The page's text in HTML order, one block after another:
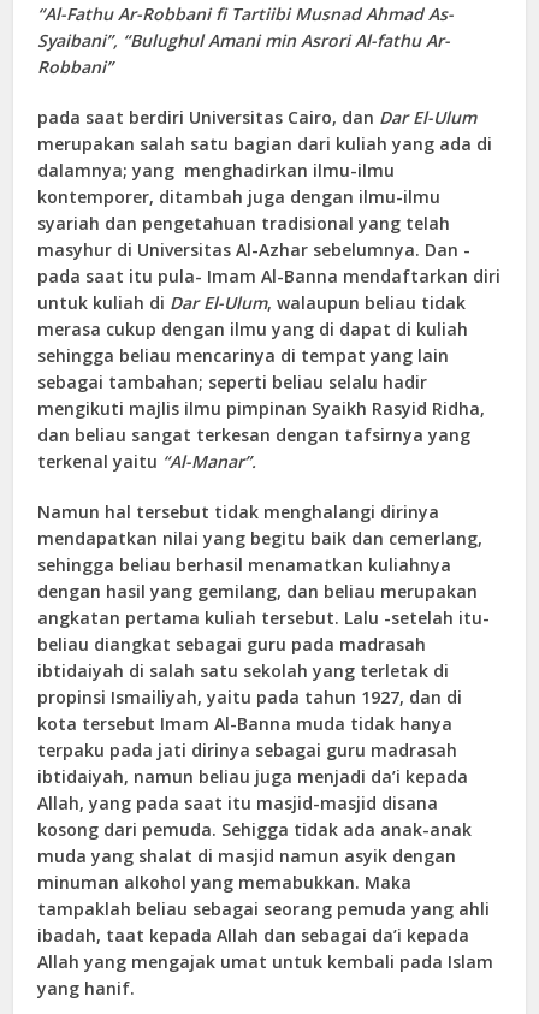
“Al-Fathu Ar-Robbani fi Tartiibi Musnad Ahmad As-
Syaibani”, “Bulughul Amani min Asrori Al-fathu Ar-
Robbani”
pada saat berdiri Universitas Cairo, dan Dar El-Ulum
merupakan salah satu bagian dari kuliah yang ada di
dalamnya; yang menghadirkan ilmu-ilmu
kontemporer, ditambah juga dengan ilmu-ilmu
syariah dan pengetahuan tradisional yang telah
masyhur di Universitas Al-Azhar sebelumnya. Dan -
pada saat itu pula- Imam Al-Banna mendaftarkan diri
untuk kuliah di Dar El-Ulum, walaupun beliau tidak
merasa cukup dengan ilmu yang di dapat di kuliah
sehingga beliau mencarinya di tempat yang lain
sebagai tambahan; seperti beliau selalu hadir
mengikuti majlis ilmu pimpinan Syaikh Rasyid Ridha,
dan beliau sangat terkesan dengan tafsirnya yang
terkenal yaitu “Al-Manar”.
Namun hal tersebut tidak menghalangi dirinya
mendapatkan nilai yang begitu baik dan cemerlang,
sehingga beliau berhasil menamatkan kuliahnya
dengan hasil yang gemilang, dan beliau merupakan
angkatan pertama kuliah tersebut. Lalu -setelah itu-
beliau diangkat sebagai guru pada madrasah
ibtidaiyah di salah satu sekolah yang terletak di
propinsi Ismailiyah, yaitu pada tahun 1927, dan di
kota tersebut Imam Al-Banna muda tidak hanya
terpaku pada jati dirinya sebagai guru madrasah
ibtidaiyah, namun beliau juga menjadi da’i kepada
Allah, yang pada saat itu masjid-masjid disana
kosong dari pemuda. Sehigga tidak ada anak-anak
muda yang shalat di masjid namun asyik dengan
minuman alkohol yang memabukkan. Maka
tampaklah beliau sebagai seorang pemuda yang ahli
ibadah, taat kepada Allah dan sebagai da’i kepada
Allah yang mengajak umat untuk kembali pada Islam
yang hanif.